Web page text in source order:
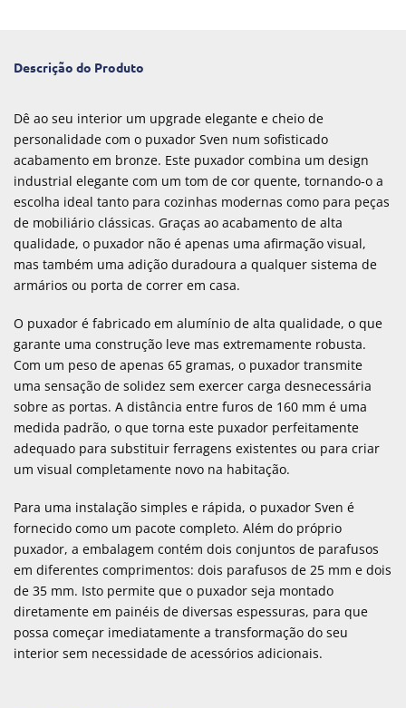
Descrição do Produto
Dê ao seu interior um upgrade elegante e cheio de
personalidade com o puxador Sven num sofisticado
acabamento em bronze. Este puxador combina um design
industrial elegante com um tom de cor quente, tornando-o a
escolha ideal tanto para cozinhas modernas como para peças
de mobiliário clássicas. Graças ao acabamento de alta
qualidade, o puxador não é apenas uma afirmação visual,
mas também uma adição duradoura a qualquer sistema de
armários ou porta de correr em casa.
O puxador é fabricado em alumínio de alta qualidade, o que
garante uma construção leve mas extremamente robusta.
Com um peso de apenas 65 gramas, o puxador transmite
uma sensação de solidez sem exercer carga desnecessária
sobre as portas. A distância entre furos de 160 mm é uma
medida padrão, o que torna este puxador perfeitamente
adequado para substituir ferragens existentes ou para criar
um visual completamente novo na habitação.
Para uma instalação simples e rápida, o puxador Sven é
fornecido como um pacote completo. Além do próprio
puxador, a embalagem contém dois conjuntos de parafusos
em diferentes comprimentos: dois parafusos de 25 mm e dois
de 35 mm. Isto permite que o puxador seja montado
diretamente em painéis de diversas espessuras, para que
possa começar imediatamente a transformação do seu
interior sem necessidade de acessórios adicionais.